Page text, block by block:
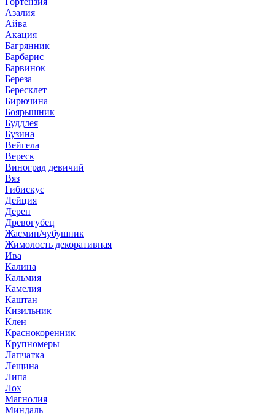
Азалия
Айва
Акация
Багрянник
Барбарис
Барвинок
Береза
Бересклет
Бирючина
Боярышник
Буддлея
Бузина
Вейгела
Вереск
Виноград девичий
Вяз
Гибискус
Дейция
Дерен
Древогубец
Жасмин/чубушник
Жимолость декоративная
Ива
Калина
Кальмия
Камелия
Каштан
Кизильник
Клен
Краснокоренник
Крупномеры
Лапчатка
Лещина
Липа
Лох
Магнолия
Миндаль